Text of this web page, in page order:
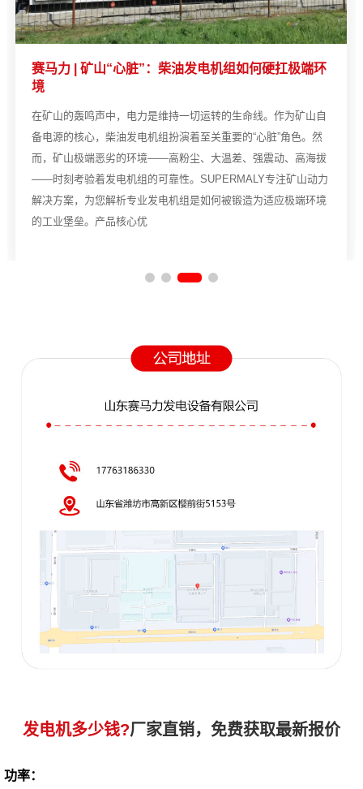
赛马力 | 矿山“心脏”：柴油发电机组如何硬扛极端环
境
在矿山的轰鸣声中，电力是维持一切运转的生命线。作为矿山自
备电源的核心，柴油发电机组扮演着至关重要的“心脏”角色。然
而，矿山极端恶劣的环境——高粉尘、大温差、强震动、高海拔
——时刻考验着发电机组的可靠性。SUPERMALY专注矿山动力
解决方案，为您解析专业发电机组是如何被锻造为适应极端环境
的工业堡垒。产品核心优
发电机多少钱?厂家直销，免费获取最新报价
功率：